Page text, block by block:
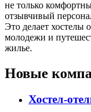
не только
отзывчивый
Это делает хостелы
молодежи и
жилье.
Новые
Хостел-